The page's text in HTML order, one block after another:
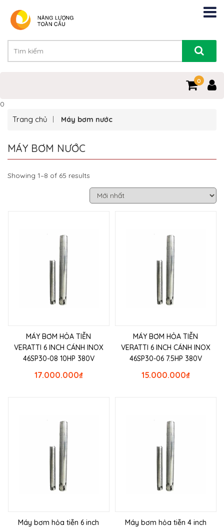
0
0
Trang chủ Máy bơm nước
MÁY BƠM NƯỚC
Showing 1–8 of 65 results
MÁY BƠM HỎA TIỄN
VERATTI 6 INCH CÁNH INOX
46SP30-08 10HP 380V
₫
17.000.000
MÁY BƠM HỎA TIỄN
VERATTI 6 INCH CÁNH INOX
46SP30-06 7.5HP 380V
₫
15.000.000
Máy bơm hỏa tiễn 6 inch
Máy bơm hỏa tiễn 4 inch